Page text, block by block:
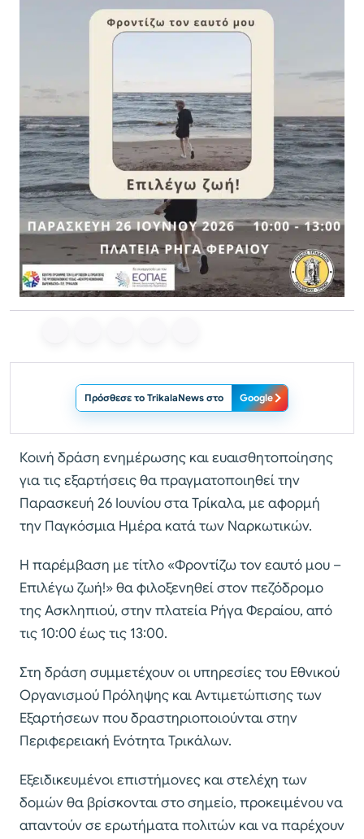
Πρόσθεσε το TrikalaNews στο Google
Κοινή δράση ενημέρωσης και ευαισθητοποίησης
για τις εξαρτήσεις θα πραγματοποιηθεί την
Παρασκευή 26 Ιουνίου στα Τρίκαλα, με αφορμή
την Παγκόσμια Ημέρα κατά των Ναρκωτικών.
Η παρέμβαση με τίτλο «Φροντίζω τον εαυτό μου –
Επιλέγω ζωή!» θα φιλοξενηθεί στον πεζόδρομο
της Ασκληπιού, στην πλατεία Ρήγα Φεραίου, από
τις 10:00 έως τις 13:00.
Στη δράση συμμετέχουν οι υπηρεσίες του Εθνικού
Οργανισμού Πρόληψης και Αντιμετώπισης των
Εξαρτήσεων που δραστηριοποιούνται στην
Περιφερειακή Ενότητα Τρικάλων.
Εξειδικευμένοι επιστήμονες και στελέχη των
δομών θα βρίσκονται στο σημείο, προκειμένου να
απαντούν σε ερωτήματα πολιτών και να παρέχουν